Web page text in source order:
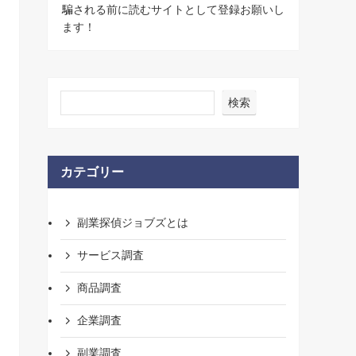
騙される前に読むサイトとして登録お願いし
ます！
検索
カテゴリー
副業探偵ジョブズとは
サービス調査
商品調査
企業調査
副業調査